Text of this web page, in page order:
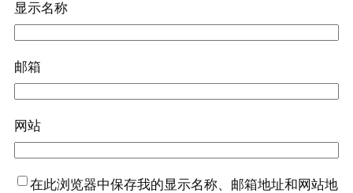
显示名称
邮箱
网站
在此浏览器中保存我的显示名称、邮箱地址和网站地